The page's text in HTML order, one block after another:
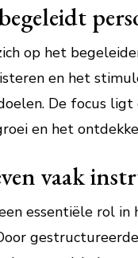
op het
en het
De focus
en het
vaak
essentiële rol